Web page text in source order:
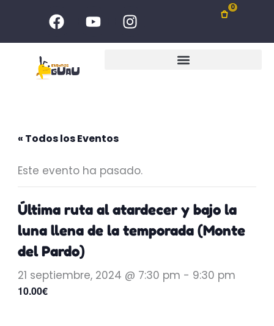
contenido
F
a
c
e
b
Y
o
u
I
n
s
0
« Todos los Eventos
Este evento ha pasado.
Última ruta al atardecer y bajo la
luna llena de la temporada (Monte
del Pardo)
21 septiembre, 2024 @ 7:30 pm - 9:30 pm
10.00€